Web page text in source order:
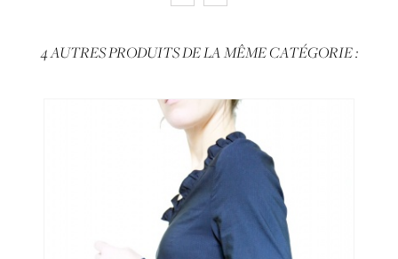
4 AUTRES PRODUITS DE LA MÊME CATÉGORIE :